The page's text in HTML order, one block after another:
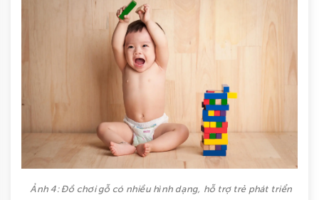
Ảnh 4: Đồ chơi gỗ có nhiều hình dạng, hỗ trợ trẻ phát triển